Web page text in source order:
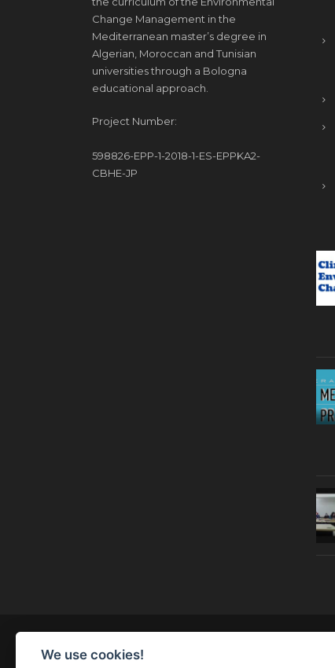
Change Management in the
Mediterranean master’s degree in
Algerian, Moroccan and Tunisian
universities through a Bologna
educational approach.
Project Number:
598826-EPP-1-2018-1-ES-EPPKA2-
CBHE-JP
We use cookies!